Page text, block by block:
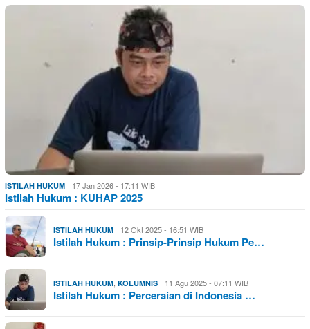
ISTILAH HUKUM 17 Jan 2026 - 17:11 WIB
Istilah Hukum : KUHAP 2025
ISTILAH HUKUM 12 Okt 2025 - 16:51 WIB
Istilah Hukum : Prinsip-Prinsip Hukum Pe…
ISTILAH HUKUM KOLUMNIS 11 Agu 2025 - 07:11 WIB
Istilah Hukum : Perceraian di Indonesia …